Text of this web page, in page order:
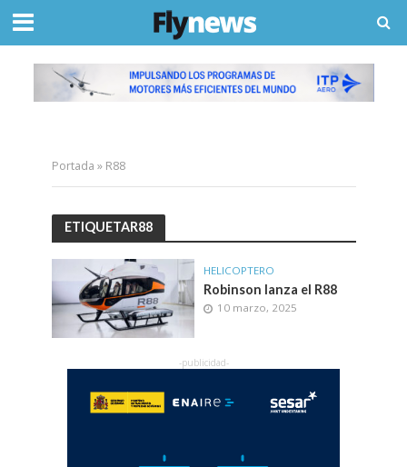
Portada » R88
ETIQUETAR88
HELICOPTERO
Robinson lanza el R88
10 marzo, 2025